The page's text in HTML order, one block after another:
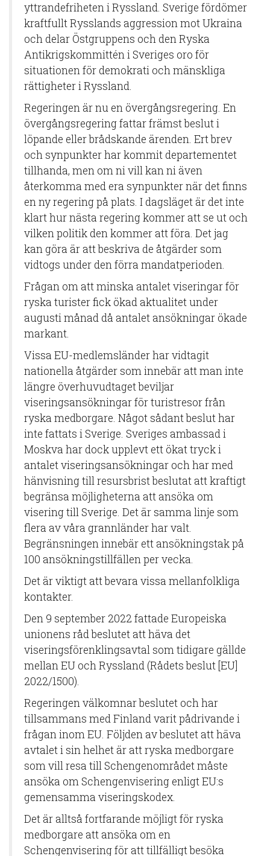
yttrandefriheten i Ryssland. Sverige fördömer
kraftfullt Rysslands aggression mot Ukraina
och delar Östgruppens och den Ryska
Antikrigskommittén i Sveriges oro för
situationen för demokrati och mänskliga
rättigheter i Ryssland.
Regeringen är nu en övergångsregering. En
övergångsregering fattar främst beslut i
löpande eller brådskande ärenden. Ert brev
och synpunkter har kommit departementet
tillhanda, men om ni vill kan ni även
återkomma med era synpunkter när det finns
en ny regering på plats. I dagsläget är det inte
klart hur nästa regering kommer att se ut och
vilken politik den kommer att föra. Det jag
kan göra är att beskriva de åtgärder som
vidtogs under den förra mandatperioden.
Frågan om att minska antalet viseringar för
ryska turister fick ökad aktualitet under
augusti månad då antalet ansökningar ökade
markant.
Vissa EU-medlemsländer har vidtagit
nationella åtgärder som innebär att man inte
längre överhuvudtaget beviljar
viseringsansökningar för turistresor från
ryska medborgare. Något sådant beslut har
inte fattats i Sverige. Sveriges ambassad i
Moskva har dock upplevt ett ökat tryck i
antalet viseringsansökningar och har med
hänvisning till resursbrist beslutat att kraftigt
begränsa möjligheterna att ansöka om
visering till Sverige. Det är samma linje som
flera av våra grannländer har valt.
Begränsningen innebär ett ansökningstak på
100 ansökningstillfällen per vecka.
Det är viktigt att bevara vissa mellanfolkliga
kontakter.
Den 9 september 2022 fattade Europeiska
unionens råd beslutet att häva det
viseringsförenklingsavtal som tidigare gällde
mellan EU och Ryssland (Rådets beslut [EU]
2022/1500).
Regeringen välkomnar beslutet och har
tillsammans med Finland varit pådrivande i
frågan inom EU. Följden av beslutet att häva
avtalet i sin helhet är att ryska medborgare
som vill resa till Schengenområdet måste
ansöka om Schengenvisering enligt EU:s
gemensamma viseringskodex.
Det är alltså fortfarande möjligt för ryska
medborgare att ansöka om en
Schengenvisering för att tillfälligt besöka